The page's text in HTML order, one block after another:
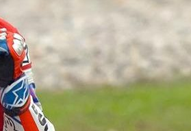
Campaña busca cambiar
destino de los
en la región